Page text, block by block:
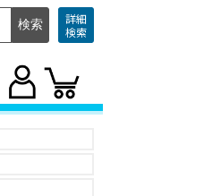
詳細
検索